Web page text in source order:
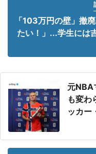
「103万円の壁」撤
たい！」...学生には
元NBA
も変わ
ッカー